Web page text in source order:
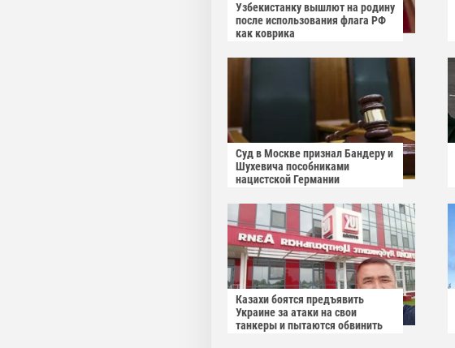
Узбекистанку вышлют на родину
после использования флага РФ
как коврика
Суд в Москве признал Бандеру и
Шухевича пособниками
нацистской Германии
Казахи боятся предъявить
Украине за атаки на свои
танкеры и пытаются обвинить